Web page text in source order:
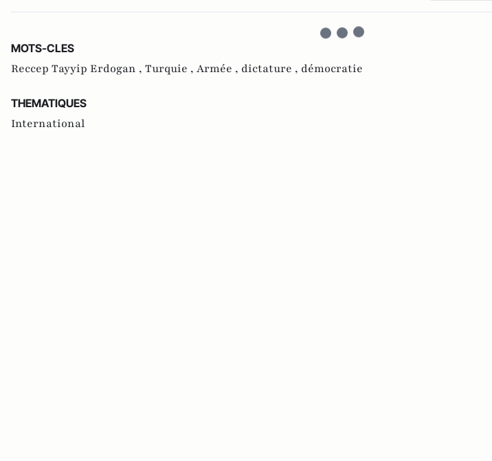
MOTS-CLES
Reccep Tayyip Erdogan , Turquie , Armée , dictature , démocratie
THEMATIQUES
International